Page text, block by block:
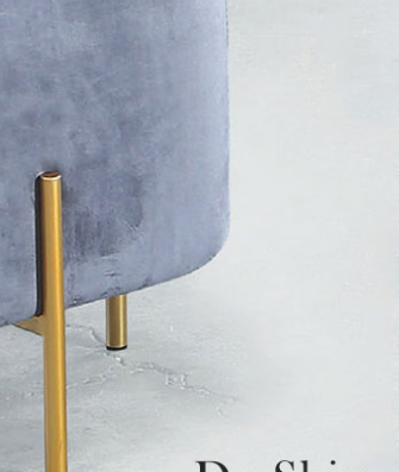
門、林口 下福里、新店山區、三峽山區、
石碇、坪林、福隆、淡水山區、北投湖山
卓蘭鎮、三灣、通霄山區、西湖、泰安
鄉、大湖鄉、頭屋、獅潭鄉
絡確認
｜
定特定時間送達，司機當天到貨前皆
行寄出，另外約加上2~7個工作天內
為您更換新品，運費皆由本站負責，
枕頭類產品需為未拆封狀態(請保持商
照上述方式處理，恕無法接受退貨。
解析度等因素， 與實際商品的顏色、
，請您訂購前詳加確認。(包含商品尺寸